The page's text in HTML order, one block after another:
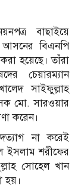
বাছাইয়ে
বিএনপি
হয়েছে। তাঁরা
চেয়ারম্যান
সাইফুল্লাহ
মো. সারওয়ার
করেন।
না করেই
ইসলাম শরীফের
সোহেল খান
হয়।